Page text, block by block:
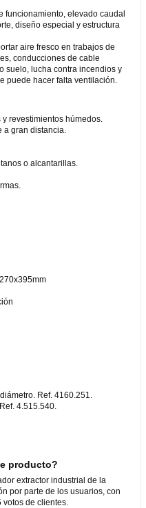
funcionamiento, elevado caudal
diseño especial y estructura
aire fresco en trabajos de
conducciones de cable
suelo, lucha contra incendios y
puede hacer falta ventilación.
revestimientos húmedos.
gran distancia.
o alcantarillas.
Ref. 4160.251.
4.515.540.
producto?
extractor industrial de la
por parte de los usuarios, con
votos de clientes.